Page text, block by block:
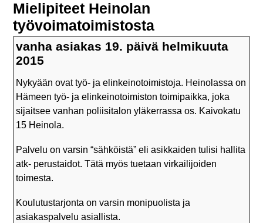
Mielipiteet Heinolan
työvoimatoimistosta
vanha asiakas 19. päivä helmikuuta
2015
Nykyään ovat työ- ja elinkeinotoimistoja. Heinolassa on
Hämeen työ- ja elinkeinotoimiston toimipaikka, joka
sijaitsee vanhan poliisitalon yläkerrassa os. Kaivokatu
15 Heinola.
Palvelu on varsin “sähköistä” eli asikkaiden tulisi hallita
atk- perustaidot. Tätä myös tuetaan virkailijoiden
toimesta.
Koulutustarjonta on varsin monipuolista ja
asiakaspalvelu asiallista.